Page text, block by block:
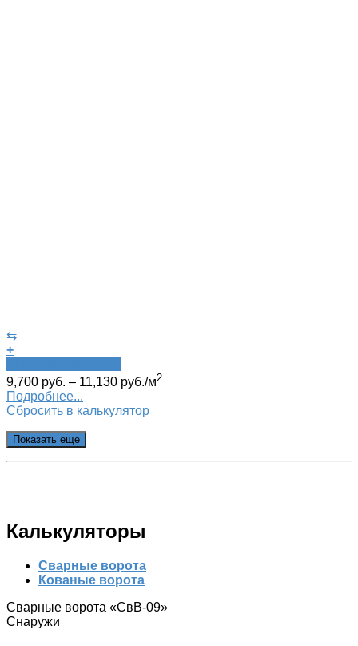
⇆
+
9,700 руб. – 11,130 руб./м2
Подробнее...
Сбросить в калькулятор
Показать еще
Калькуляторы
Сварные ворота
Кованые ворота
Сварные ворота «СвВ-09»‎
Снаружи